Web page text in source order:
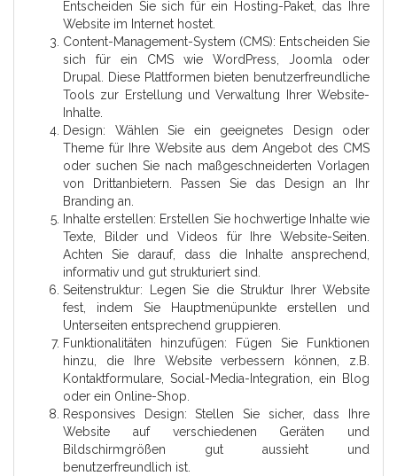
Entscheiden Sie sich für ein Hosting-Paket, das Ihre
Website im Internet hostet.
Content-Management-System (CMS): Entscheiden Sie
sich für ein CMS wie WordPress, Joomla oder
Drupal. Diese Plattformen bieten benutzerfreundliche
Tools zur Erstellung und Verwaltung Ihrer Website-
Inhalte.
Design: Wählen Sie ein geeignetes Design oder
Theme für Ihre Website aus dem Angebot des CMS
oder suchen Sie nach maßgeschneiderten Vorlagen
von Drittanbietern. Passen Sie das Design an Ihr
Branding an.
Inhalte erstellen: Erstellen Sie hochwertige Inhalte wie
Texte, Bilder und Videos für Ihre Website-Seiten.
Achten Sie darauf, dass die Inhalte ansprechend,
informativ und gut strukturiert sind.
Seitenstruktur: Legen Sie die Struktur Ihrer Website
fest, indem Sie Hauptmenüpunkte erstellen und
Unterseiten entsprechend gruppieren.
Funktionalitäten hinzufügen: Fügen Sie Funktionen
hinzu, die Ihre Website verbessern können, z.B.
Kontaktformulare, Social-Media-Integration, ein Blog
oder ein Online-Shop.
Responsives Design: Stellen Sie sicher, dass Ihre
Website auf verschiedenen Geräten und
Bildschirmgrößen gut aussieht und
benutzerfreundlich ist.